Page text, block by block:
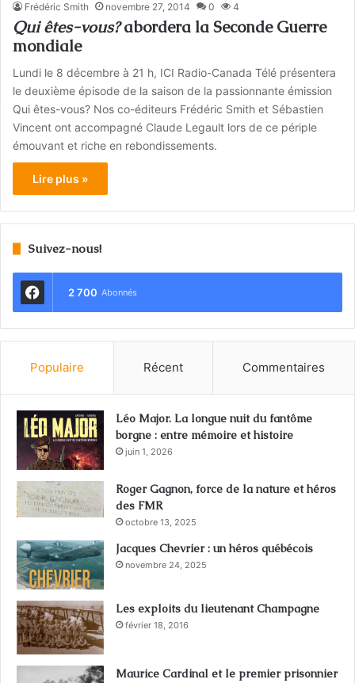
Frédéric Smith novembre 27, 2014 0 4
Qui êtes-vous?abordera la Seconde Guerre
mondiale
Lundi le 8 décembre à 21 h, ICI Radio-Canada Télé présentera
le deuxième épisode de la saison de la passionnante émission
Qui êtes-vous? Nos co-éditeurs Frédéric Smith et Sébastien
Vincent ont accompagné Claude Legault lors de ce périple
émouvant et riche en rebondissements.
Lire plus »
Suivez-nous!
2 700 Abonnés
Populaire Récent Commentaires
Léo Major. La longue nuit du fantôme
borgne : entre mémoire et histoire
juin 1, 2026
Roger Gagnon, force de la nature et héros
des FMR
octobre 13, 2025
Jacques Chevrier : un héros québécois
novembre 24, 2025
Les exploits du lieutenant Champagne
février 18, 2016
Maurice Cardinal et le premier prisonnier